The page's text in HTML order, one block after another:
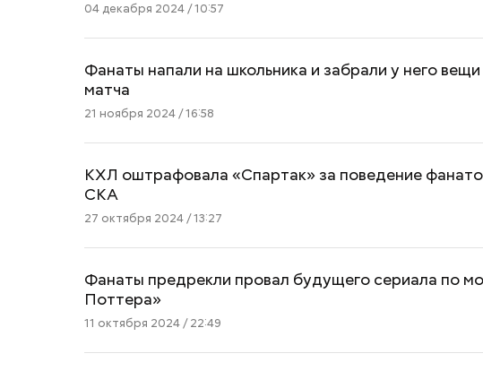
04 декабря 2024 / 10:57
Фанаты напали на школьника и забрали у него
матча
21 ноября 2024 / 16:58
КХЛ оштрафовала «Спартак» за поведение
СКА
27 октября 2024 / 13:27
Фанаты предрекли провал будущего сериала по
Поттера»
11 октября 2024 / 22:49